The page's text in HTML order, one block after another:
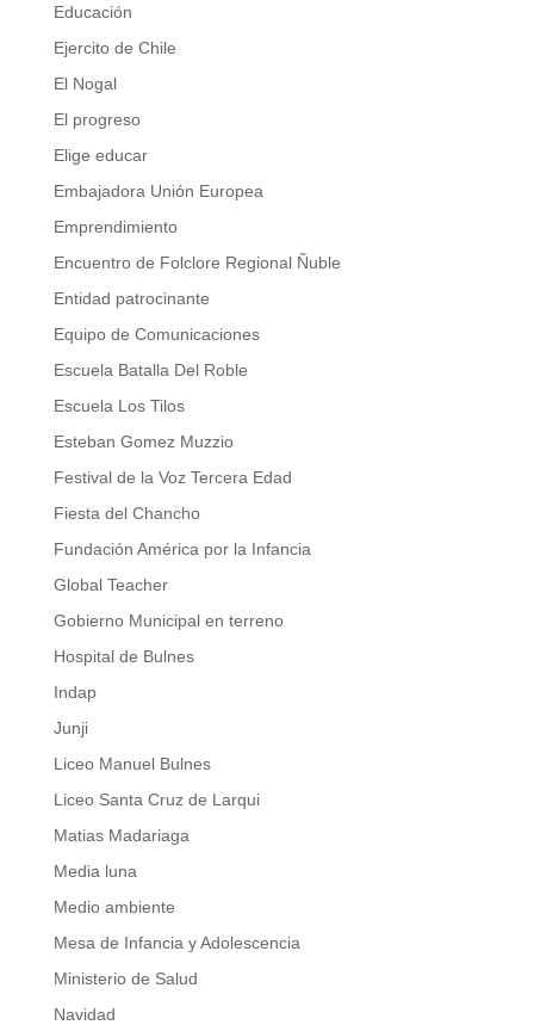
Educación
Ejercito de Chile
El Nogal
El progreso
Elige educar
Embajadora Unión Europea
Emprendimiento
Encuentro de Folclore Regional Ñuble
Entidad patrocinante
Equipo de Comunicaciones
Escuela Batalla Del Roble
Escuela Los Tilos
Esteban Gomez Muzzio
Festival de la Voz Tercera Edad
Fiesta del Chancho
Fundación América por la Infancia
Global Teacher
Gobierno Municipal en terreno
Hospital de Bulnes
Indap
Junji
Liceo Manuel Bulnes
Liceo Santa Cruz de Larqui
Matias Madariaga
Media luna
Medio ambiente
Mesa de Infancia y Adolescencia
Ministerio de Salud
Navidad